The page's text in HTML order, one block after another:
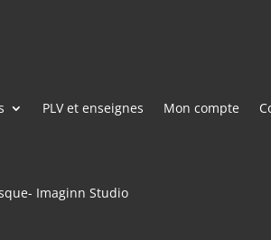
PLV et enseignes Mon compte
Imaginn Studio